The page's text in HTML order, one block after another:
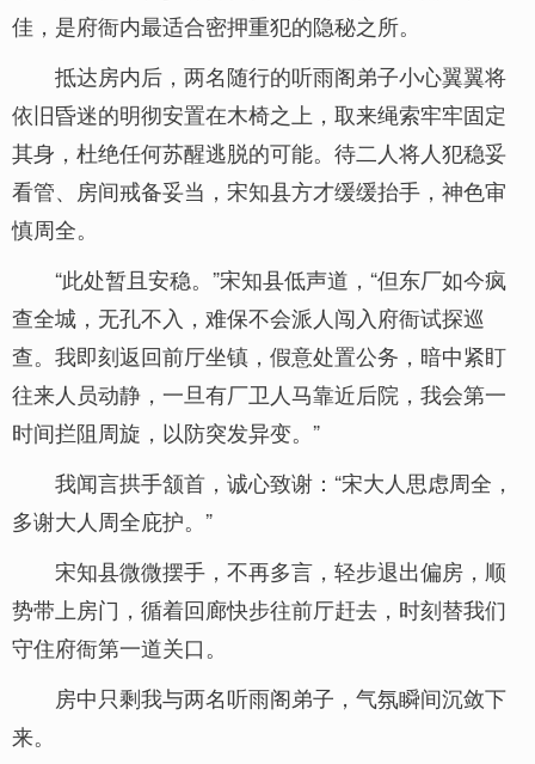
佳，是府衙内最适合密押重犯的隐秘之所。
抵达房内后，两名随行的听雨阁弟子小心翼翼将
依旧昏迷的明彻安置在木椅之上，取来绳索牢牢固定
其身，杜绝任何苏醒逃脱的可能。待二人将人犯稳妥
看管、房间戒备妥当，宋知县方才缓缓抬手，神色审
慎周全。
“此处暂且安稳。”宋知县低声道，“但东厂如今疯
查全城，无孔不入，难保不会派人闯入府衙试探巡
查。我即刻返回前厅坐镇，假意处置公务，暗中紧盯
往来人员动静，一旦有厂卫人马靠近后院，我会第一
时间拦阻周旋，以防突发异变。”
我闻言拱手颔首，诚心致谢：“宋大人思虑周全，
多谢大人周全庇护。”
宋知县微微摆手，不再多言，轻步退出偏房，顺
势带上房门，循着回廊快步往前厅赶去，时刻替我们
守住府衙第一道关口。
房中只剩我与两名听雨阁弟子，气氛瞬间沉敛下
来。